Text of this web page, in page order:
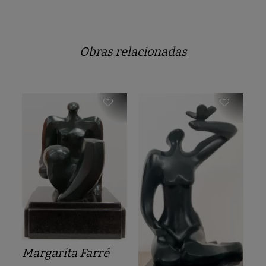
Obras relacionadas
Margarita Farré